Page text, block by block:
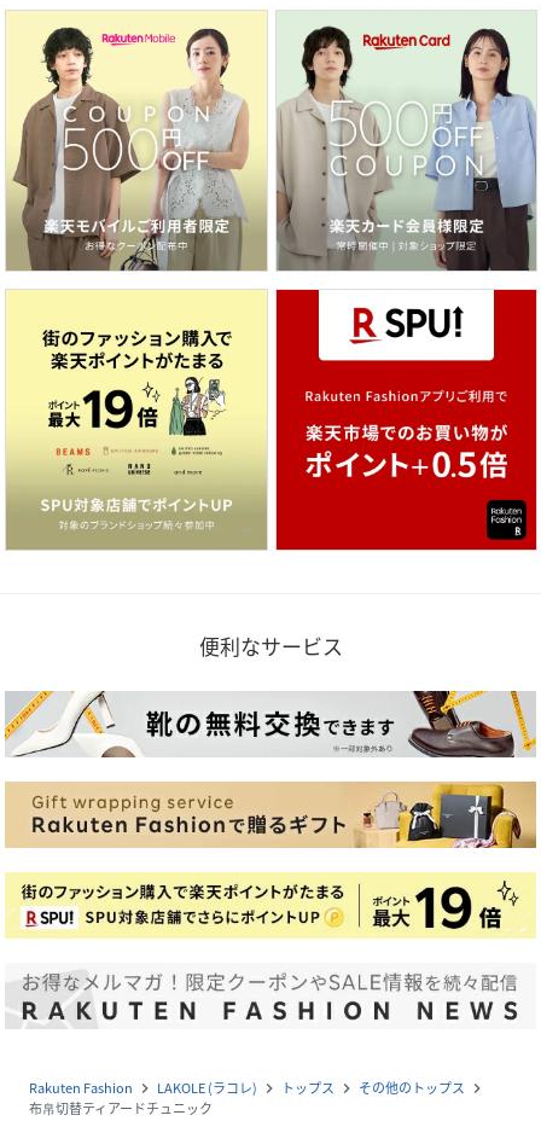
便利なサービス
Rakuten Fashion navigate_next LAKOLE (ラコレ) navigate_next トップス navigate_next その他のトップス navigate_next
布帛切替ティアードチュニック